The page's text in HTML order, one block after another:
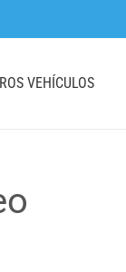
VEHÍCULOS